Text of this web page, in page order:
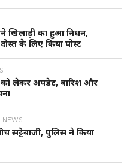
खिलाड़ी का हुआ निधन,
के लिए किया पोस्ट
को लेकर अपडेट, बारिश और
NEWS
सट्टेबाजी, पुलिस ने किया